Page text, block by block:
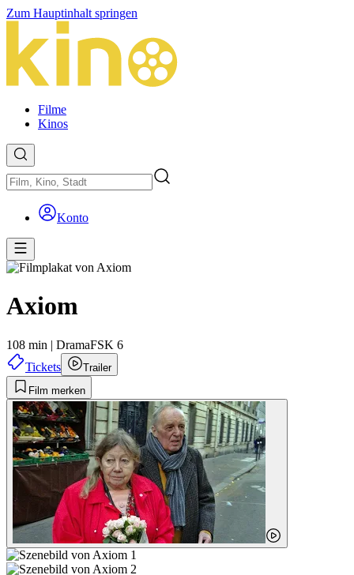
Zum Hauptinhalt springen
Filme
Kinos
Konto
Axiom
108 min | DramaFSK 6
Tickets
Trailer
Film merken